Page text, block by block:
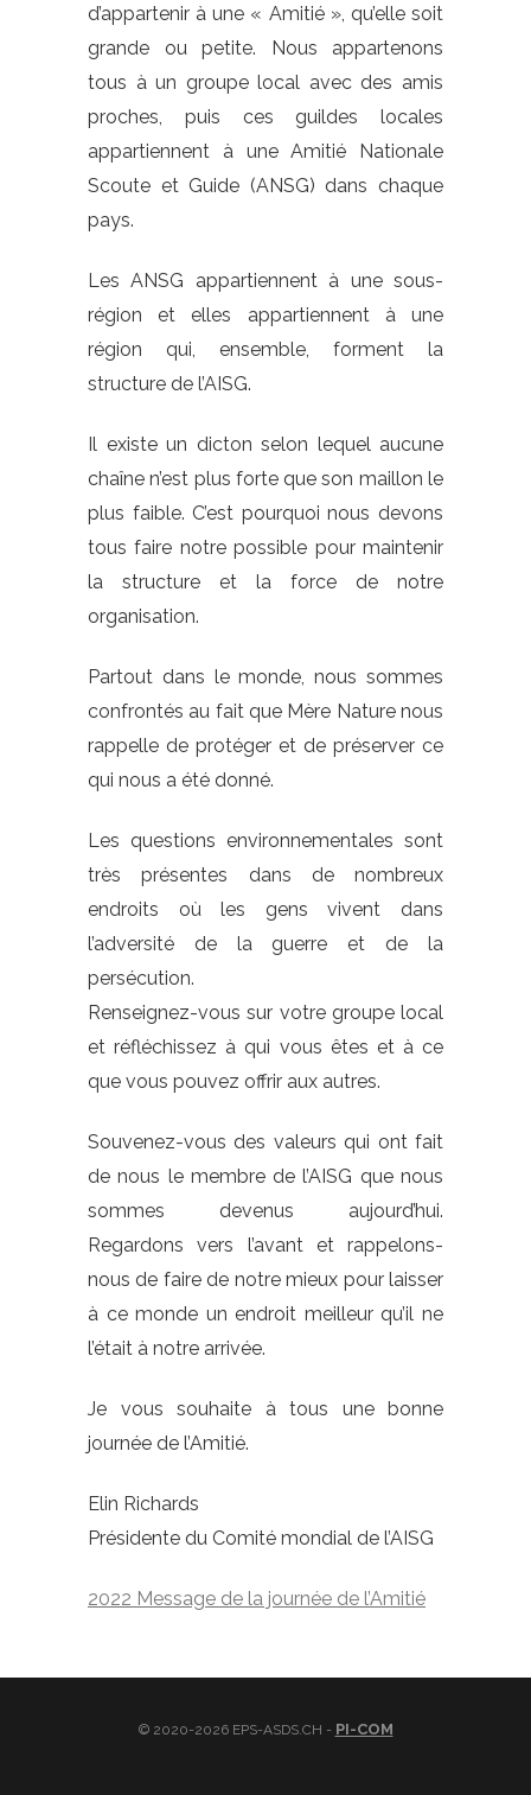
d’appartenir à une « Amitié », qu’elle soit
grande ou petite. Nous appartenons
tous à un groupe local avec des amis
proches, puis ces guildes locales
appartiennent à une Amitié Nationale
Scoute et Guide (ANSG) dans chaque
pays.
Les ANSG appartiennent à une sous-
région et elles appartiennent à une
région qui, ensemble, forment la
structure de l’AISG.
Il existe un dicton selon lequel aucune
chaîne n’est plus forte que son maillon le
plus faible. C’est pourquoi nous devons
tous faire notre possible pour maintenir
la structure et la force de notre
organisation.
Partout dans le monde, nous sommes
confrontés au fait que Mère Nature nous
rappelle de protéger et de préserver ce
qui nous a été donné.
Les questions environnementales sont
très présentes dans de nombreux
endroits où les gens vivent dans
l’adversité de la guerre et de la
persécution.
Renseignez-vous sur votre groupe local
et réfléchissez à qui vous êtes et à ce
que vous pouvez offrir aux autres.
Souvenez-vous des valeurs qui ont fait
de nous le membre de l’AISG que nous
sommes devenus aujourd’hui.
Regardons vers l’avant et rappelons-
nous de faire de notre mieux pour laisser
à ce monde un endroit meilleur qu’il ne
l’était à notre arrivée.
Je vous souhaite à tous une bonne
journée de l’Amitié.
Elin Richards
Présidente du Comité mondial de l’AISG
2022 Message de la journée de l’Amitié
© 2020-2026 EPS-ASDS.CH - PI-COM